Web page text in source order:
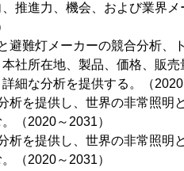
、推進力、機会、および業界
避難灯メーカーの競合分析、
社所在地、製品、価格、販
細な分析を提供する。（2020
析を提供し、世界の非常照明
（2020～2031）
析を提供し、世界の非常照明
（2020～2031）